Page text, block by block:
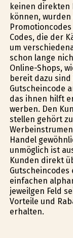
keinen direkten
können,
Codes, die der
um
schon lange
Online-Shops,
bereit dazu
Gutscheincode
das ihnen hilft
werben. Den
stellen gehört
Handel
unmöglich ist
Kunden direkt
einfachen
jeweilgen Feld
Vorteile und
erhalten.